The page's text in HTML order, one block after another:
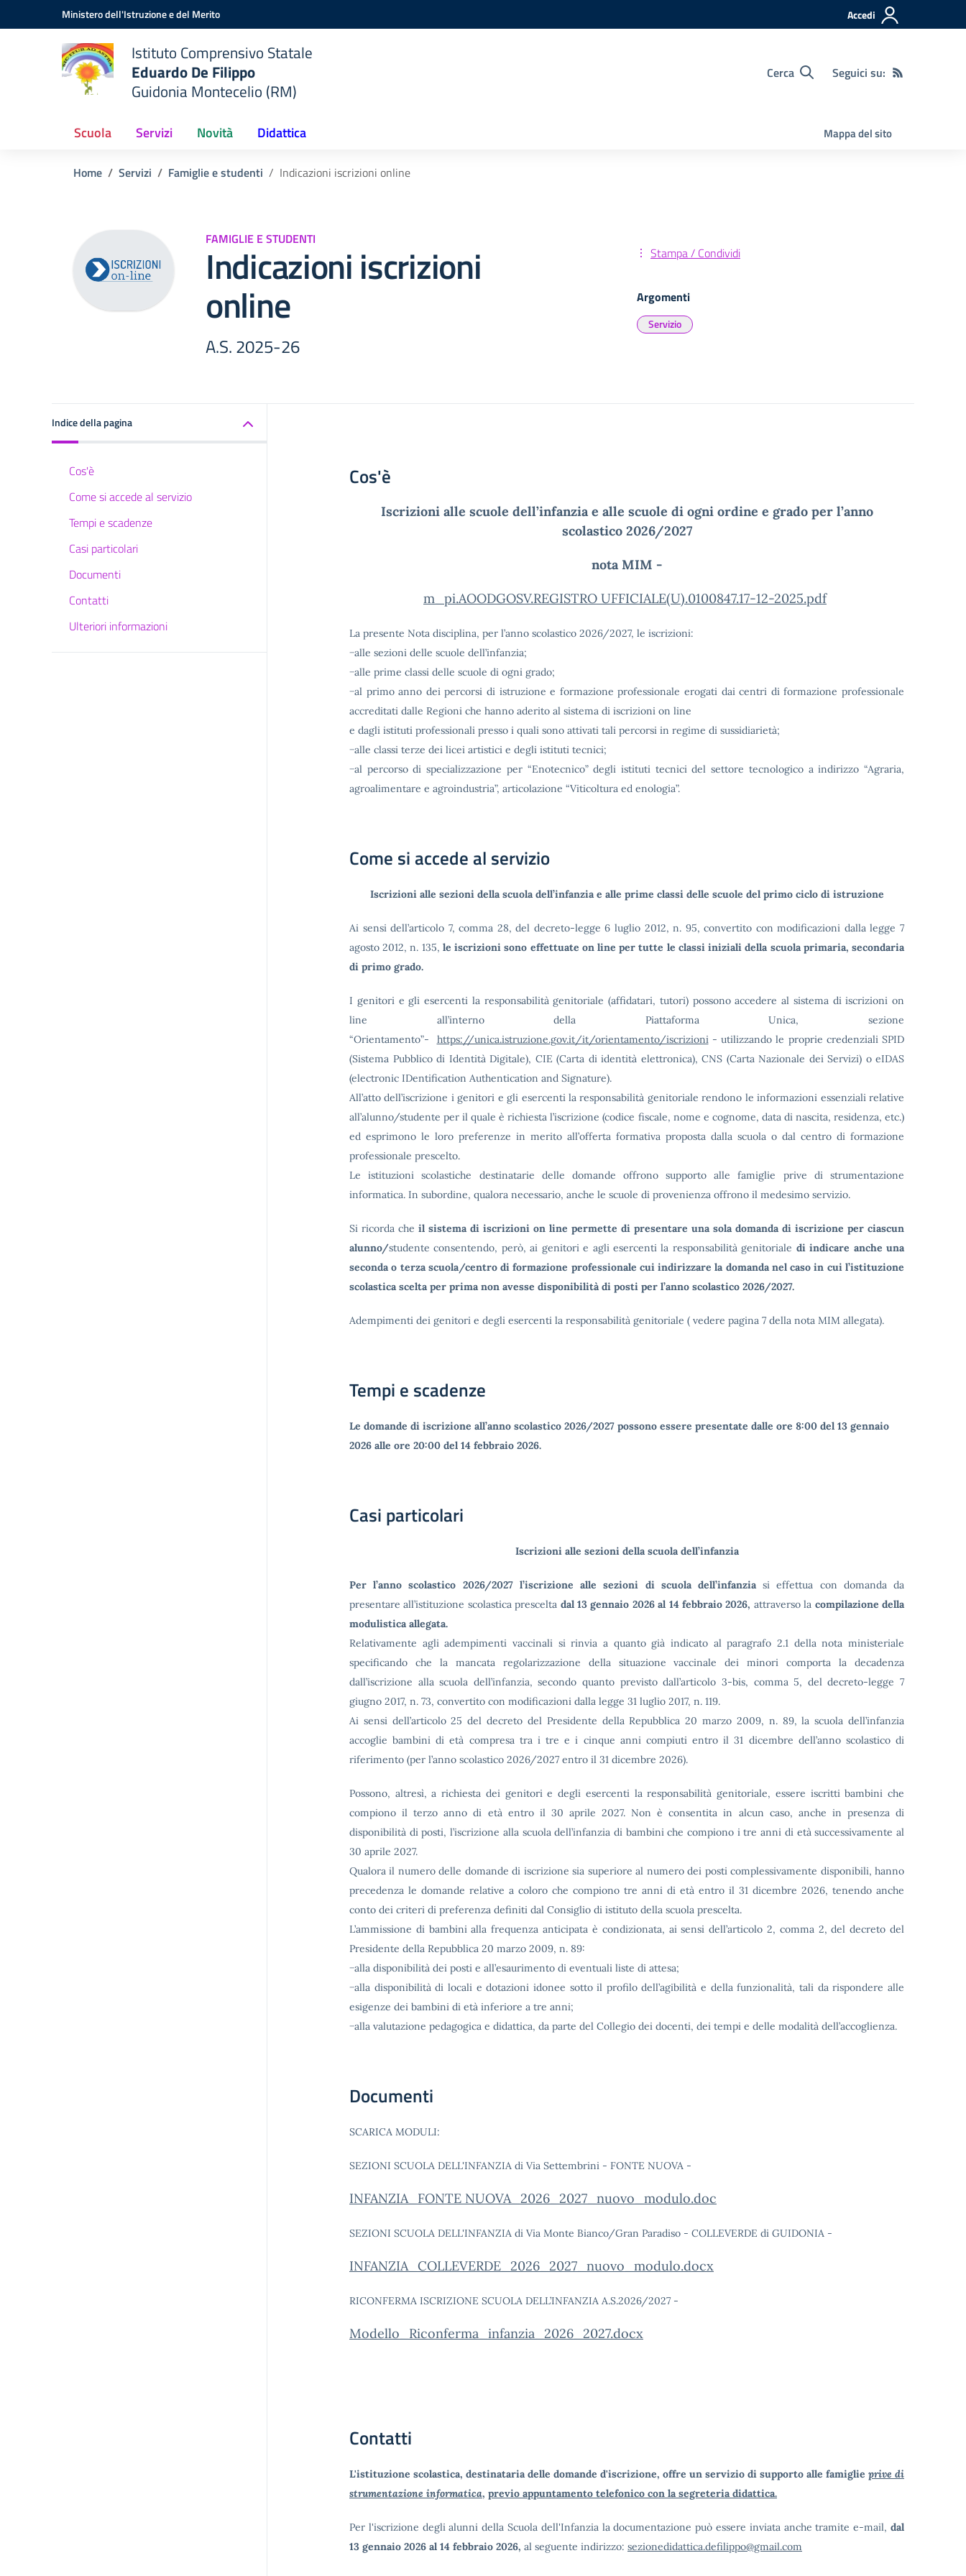
Vai ai contenuti
Vai al menu di navigazioneMinistero dell'Istruzione e del Merito Accedi
Istituto Comprensivo Statale
Eduardo De Filippo
Guidonia Montecelio (RM)
Cerca Seguici su:
Scuola Servizi Novità Didattica Mappa del sito
Home Servizi Famiglie e studenti Indicazioni iscrizioni online
FAMIGLIE E STUDENTI
Indicazioni iscrizioni
online
A.S. 2025-26
Stampa / Condividi
Argomenti
Servizio
Indice della pagina
Cos'è
Come si accede al servizio
Tempi e scadenze
Casi particolari
Documenti
Contatti
Ulteriori informazioni
Cos'è
Iscrizioni alle scuole dell’infanzia e alle scuole di ogni ordine e grado per l’anno
scolastico 2026/2027
nota MIM -
m_pi.AOODGOSV.REGISTRO UFFICIALE(U).0100847.17-12-2025.pdf
La presente Nota disciplina, per l’anno scolastico 2026/2027, le iscrizioni:
−alle sezioni delle scuole dell’infanzia;
−alle prime classi delle scuole di ogni grado;
−al primo anno dei percorsi di istruzione e formazione professionale erogati dai centri di formazione professionale
accreditati dalle Regioni che hanno aderito al sistema di iscrizioni on line
e dagli istituti professionali presso i quali sono attivati tali percorsi in regime di sussidiarietà;
−alle classi terze dei licei artistici e degli istituti tecnici;
−al percorso di specializzazione per “Enotecnico” degli istituti tecnici del settore tecnologico a indirizzo “Agraria,
agroalimentare e agroindustria”, articolazione “Viticoltura ed enologia”.
Come si accede al servizio
Iscrizioni alle sezioni della scuola dell’infanzia e alle prime classi delle scuole del primo ciclo di istruzione
Ai sensi dell’articolo 7, comma 28, del decreto-legge 6 luglio 2012, n. 95, convertito con modificazioni dalla legge 7
agosto 2012, n. 135, le iscrizioni sono effettuate on line per tutte le classi iniziali della scuola primaria, secondaria
di primo grado.
I genitori e gli esercenti la responsabilità genitoriale (affidatari, tutori) possono accedere al sistema di iscrizioni on
line all’interno della Piattaforma Unica, sezione
“Orientamento”- https://unica.istruzione.gov.it/it/orientamento/iscrizioni- utilizzando le proprie credenziali SPID
(Sistema Pubblico di Identità Digitale), CIE (Carta di identità elettronica), CNS (Carta Nazionale dei Servizi) o eIDAS
(electronic IDentification Authentication and Signature).
All’atto dell’iscrizione i genitori e gli esercenti la responsabilità genitoriale rendono le informazioni essenziali relative
all’alunno/studente per il quale è richiesta l’iscrizione (codice fiscale, nome e cognome, data di nascita, residenza, etc.)
ed esprimono le loro preferenze in merito all’offerta formativa proposta dalla scuola o dal centro di formazione
professionale prescelto.
Le istituzioni scolastiche destinatarie delle domande offrono supporto alle famiglie prive di strumentazione
informatica. In subordine, qualora necessario, anche le scuole di provenienza offrono il medesimo servizio.
Si ricorda che il sistema di iscrizioni on line permette di presentare una sola domanda di iscrizione per ciascun
alunno/studente consentendo, però, ai genitori e agli esercenti la responsabilità genitoriale di indicare anche una
seconda o terza scuola/centro di formazione professionale cui indirizzare la domanda nel caso in cui l’istituzione
scolastica scelta per prima non avesse disponibilità di posti per l’anno scolastico 2026/2027.
Adempimenti dei genitori e degli esercenti la responsabilità genitoriale ( vedere pagina 7 della nota MIM allegata).
Tempi e scadenze
Le domande di iscrizione all’anno scolastico 2026/2027 possono essere presentate dalle ore 8:00 del 13 gennaio
2026 alle ore 20:00 del 14 febbraio 2026.
Casi particolari
Iscrizioni alle sezioni della scuola dell’infanzia
Per l’anno scolastico 2026/2027 l’iscrizione alle sezioni di scuola dell’infanziasi effettua con domanda da
presentare all’istituzione scolastica prescelta dal 13 gennaio 2026 al 14 febbraio 2026, attraverso la compilazione della
modulistica allegata.
Relativamente agli adempimenti vaccinali si rinvia a quanto già indicato al paragrafo 2.1 della nota ministeriale
specificando che la mancata regolarizzazione della situazione vaccinale dei minori comporta la decadenza
dall’iscrizione alla scuola dell’infanzia, secondo quanto previsto dall’articolo 3-bis, comma 5, del decreto-legge 7
giugno 2017, n. 73, convertito con modificazioni dalla legge 31 luglio 2017, n. 119.
Ai sensi dell’articolo 25 del decreto del Presidente della Repubblica 20 marzo 2009, n. 89, la scuola dell’infanzia
accoglie bambini di età compresa tra i tre e i cinque anni compiuti entro il 31 dicembre dell’anno scolastico di
riferimento (per l’anno scolastico 2026/2027 entro il 31 dicembre 2026).
Possono, altresì, a richiesta dei genitori e degli esercenti la responsabilità genitoriale, essere iscritti bambini che
compiono il terzo anno di età entro il 30 aprile 2027. Non è consentita in alcun caso, anche in presenza di
disponibilità di posti, l’iscrizione alla scuola dell’infanzia di bambini che compiono i tre anni di età successivamente al
30 aprile 2027.
Qualora il numero delle domande di iscrizione sia superiore al numero dei posti complessivamente disponibili, hanno
precedenza le domande relative a coloro che compiono tre anni di età entro il 31 dicembre 2026, tenendo anche
conto dei criteri di preferenza definiti dal Consiglio di istituto della scuola prescelta.
L’ammissione di bambini alla frequenza anticipata è condizionata, ai sensi dell’articolo 2, comma 2, del decreto del
Presidente della Repubblica 20 marzo 2009, n. 89:
−alla disponibilità dei posti e all’esaurimento di eventuali liste di attesa;
−alla disponibilità di locali e dotazioni idonee sotto il profilo dell’agibilità e della funzionalità, tali da rispondere alle
esigenze dei bambini di età inferiore a tre anni;
−alla valutazione pedagogica e didattica, da parte del Collegio dei docenti, dei tempi e delle modalità dell’accoglienza.
Documenti
SCARICA MODULI:
SEZIONI SCUOLA DELL'INFANZIA di Via Settembrini - FONTE NUOVA -
INFANZIA_FONTE NUOVA_2026_2027_nuovo_modulo.doc
SEZIONI SCUOLA DELL'INFANZIA di Via Monte Bianco/Gran Paradiso - COLLEVERDE di GUIDONIA -
INFANZIA_COLLEVERDE_2026_2027_nuovo_modulo.docx
RICONFERMA ISCRIZIONE SCUOLA DELL’INFANZIA A.S.2026/2027 -
Modello_Riconferma_infanzia_2026_2027.docx
Contatti
L'istituzione scolastica, destinataria delle domande d'iscrizione, offre un servizio di supporto alle famiglie prive di
strumentazione informatica, previo appuntamento telefonico con la segreteria didattica.
Per l'iscrizione degli alunni della Scuola dell'Infanzia la documentazione può essere inviata anche tramite e-mail, dal
13 gennaio 2026 al 14 febbraio 2026, al seguente indirizzo: sezionedidattica.defilippo@gmail.com